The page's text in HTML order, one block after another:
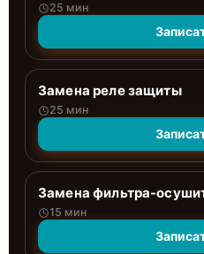
25 мин
Замена реле защиты
25 мин
Замена фильтра-
15 мин